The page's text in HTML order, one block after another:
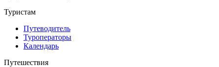
Туристам
Путеводитель
Туроператоры
Календарь
Путешествия